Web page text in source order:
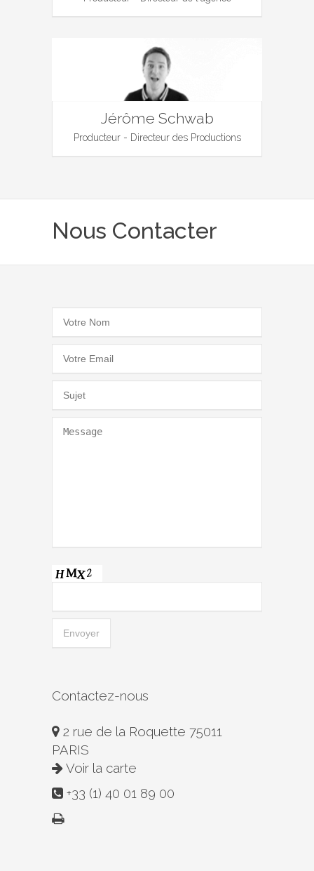
Jérôme Schwab
Producteur - Directeur des Productions
Nous Contacter
Contactez-nous
2 rue de la Roquette 75011
PARIS
Voir la carte
+33 (1) 40 01 89 00